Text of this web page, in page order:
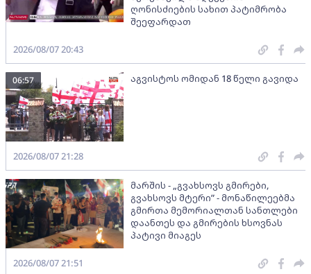
ღონისძიების სახით პატიმრობა
შეეფარდათ
2026/08/07 20:43
აგვისტოს ომიდან 18 წელი გავიდა
06:57
2026/08/07 21:28
მარშის - „გვახსოვს გმირები,
გვახსოვს მტერი” - მონაწილეებმა
გმირთა მემორიალთან სანთლები
დაანთეს და გმირების ხსოვნას
პატივი მიაგეს
2026/08/07 21:51